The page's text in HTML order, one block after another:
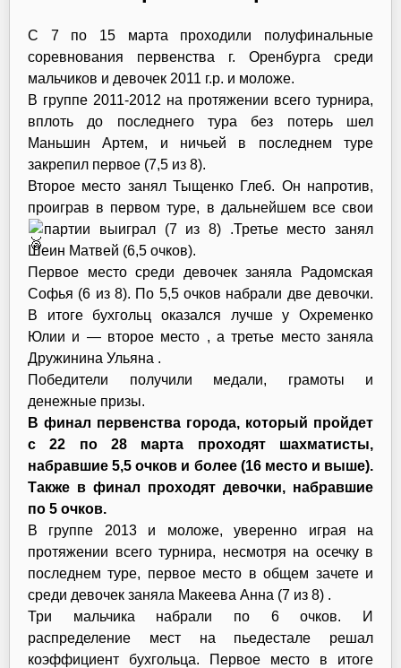
С 7 по 15 марта проходили полуфинальные
соревнования первенства г. Оренбурга среди
мальчиков и девочек 2011 г.р. и моложе.
В группе 2011-2012 на протяжении всего турнира,
вплоть до последнего тура без потерь шел
Маньшин Артем, и ничьей в последнем туре
закрепил первое (7,5 из 8).
Второе место занял Тыщенко Глеб. Он напротив,
проиграв в первом туре, в дальнейшем все свои
партии выиграл (7 из 8) .Третье место занял
Шеин Матвей (6,5 очков).
Первое место среди девочек заняла Радомская
Софья (6 из 8). По 5,5 очков набрали две девочки.
В итоге бухгольц оказался лучше у Охременко
Юлии и — второе место , а третье место заняла
Дружинина Ульяна .
Победители получили медали, грамоты и
денежные призы.
В финал первенства города, который пройдет
с 22 по 28 марта проходят шахматисты,
набравшие 5,5 очков и более (16 место и выше).
Также в финал проходят девочки, набравшие
по 5 очков.
В группе 2013 и моложе, уверенно играя на
протяжении всего турнира, несмотря на осечку в
последнем туре, первое место в общем зачете и
среди девочек заняла Макеева Анна (7 из 8) .
Три мальчика набрали по 6 очков. И
распределение мест на пьедестале решал
коэффициент бухгольца. Первое место в итоге